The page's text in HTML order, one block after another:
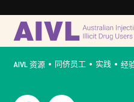
AIVL 资源 • 同侪员工 • 实践 • 经